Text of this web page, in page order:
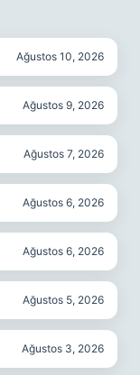
Ağustos 10, 2026
Ağustos 9, 2026
Ağustos 7, 2026
Ağustos 6, 2026
Ağustos 6, 2026
Ağustos 5, 2026
Ağustos 3, 2026